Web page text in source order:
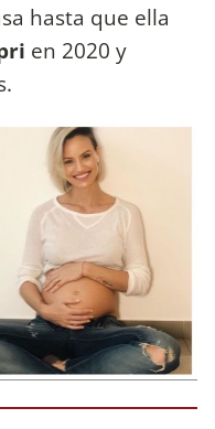
hasta que ella
en 2020 y